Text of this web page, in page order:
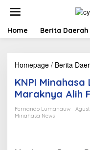
t
Home Berita Daerah
Homepage / Berita
KNPI
Maraknya Alih
Fernando Lumanauw
Minahasa News